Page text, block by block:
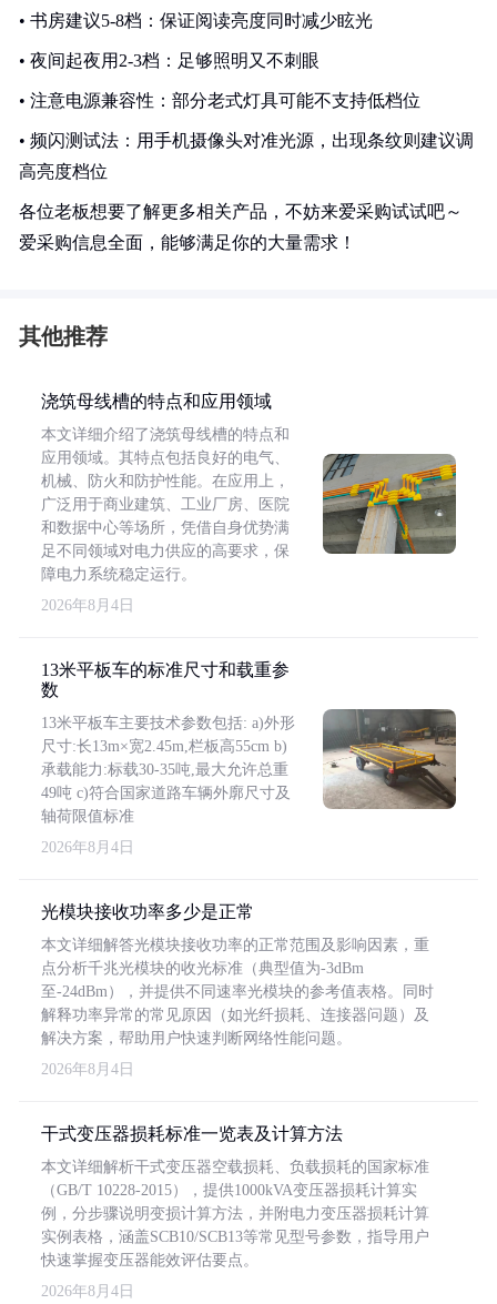
• 书房建议5-8档：保证阅读亮度同时减少眩光
• 夜间起夜用2-3档：足够照明又不刺眼
• 注意电源兼容性：部分老式灯具可能不支持低档位
• 频闪测试法：用手机摄像头对准光源，出现条纹则建议调
高亮度档位
各位老板想要了解更多相关产品，不妨来爱采购试试吧～
爱采购信息全面，能够满足你的大量需求！
其他推荐
浇筑母线槽的特点和应用领域
本文详细介绍了浇筑母线槽的特点和
应用领域。其特点包括良好的电气、
机械、防火和防护性能。在应用上，
广泛用于商业建筑、工业厂房、医院
和数据中心等场所，凭借自身优势满
足不同领域对电力供应的高要求，保
障电力系统稳定运行。
2026年8月4日
13米平板车的标准尺寸和载重参
数
13米平板车主要技术参数包括: a)外形
尺寸:长13m×宽2.45m,栏板高55cm b)
承载能力:标载30-35吨,最大允许总重
49吨 c)符合国家道路车辆外廓尺寸及
轴荷限值标准
2026年8月4日
光模块接收功率多少是正常
本文详细解答光模块接收功率的正常范围及影响因素，重
点分析千兆光模块的收光标准（典型值为-3dBm
至-24dBm），并提供不同速率光模块的参考值表格。同时
解释功率异常的常见原因（如光纤损耗、连接器问题）及
解决方案，帮助用户快速判断网络性能问题。
2026年8月4日
干式变压器损耗标准一览表及计算方法
本文详细解析干式变压器空载损耗、负载损耗的国家标准
（GB/T 10228-2015），提供1000kVA变压器损耗计算实
例，分步骤说明变损计算方法，并附电力变压器损耗计算
实例表格，涵盖SCB10/SCB13等常见型号参数，指导用户
快速掌握变压器能效评估要点。
2026年8月4日